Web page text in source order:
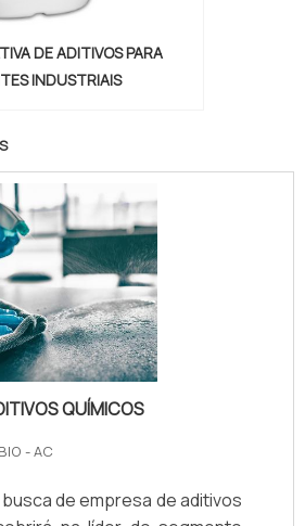
DE ADITIVOS PARA
INDUSTRIAIS
QUÍMICOS
- AC
de empresa de aditivos